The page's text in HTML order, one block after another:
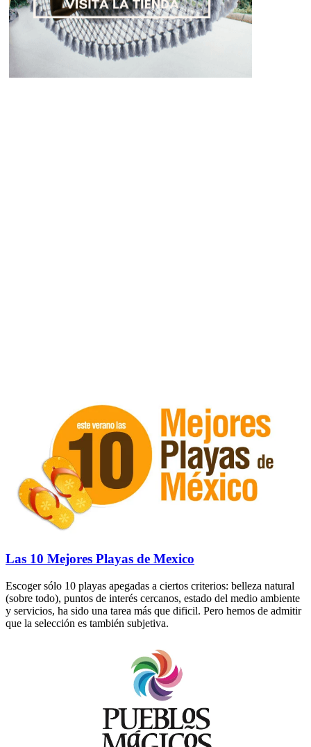
Las 10 Mejores Playas de Mexico
Escoger sólo 10 playas apegadas a ciertos criterios: belleza natural
(sobre todo), puntos de interés cercanos, estado del medio ambiente
y servicios, ha sido una tarea más que dificil. Pero hemos de admitir
que la selección es también subjetiva.